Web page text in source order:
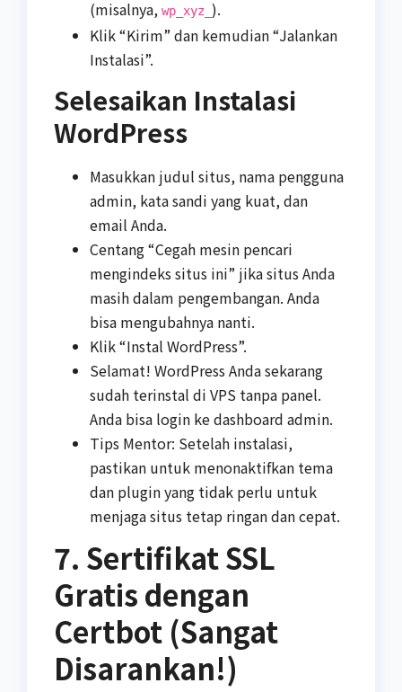
(misalnya, wp_xyz_ ).
Klik “Kirim” dan kemudian “Jalankan
Instalasi”.
Selesaikan Instalasi
WordPress
Masukkan judul situs, nama pengguna
admin, kata sandi yang kuat, dan
email Anda.
Centang “Cegah mesin pencari
mengindeks situs ini” jika situs Anda
masih dalam pengembangan. Anda
bisa mengubahnya nanti.
Klik “Instal WordPress”.
Selamat! WordPress Anda sekarang
sudah terinstal di VPS tanpa panel.
Anda bisa login ke dashboard admin.
Tips Mentor: Setelah instalasi,
pastikan untuk menonaktifkan tema
dan plugin yang tidak perlu untuk
menjaga situs tetap ringan dan cepat.
7. Sertifikat SSL
Gratis dengan
Certbot (Sangat
Disarankan!)